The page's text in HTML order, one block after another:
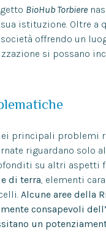
BioHub Torbiere
istituzione. Oltre
offrendo un
si possano
principali problemi
riguardano solo
su altri aspetti
di terra, elementi
Alcune aree della
consapevoli
un